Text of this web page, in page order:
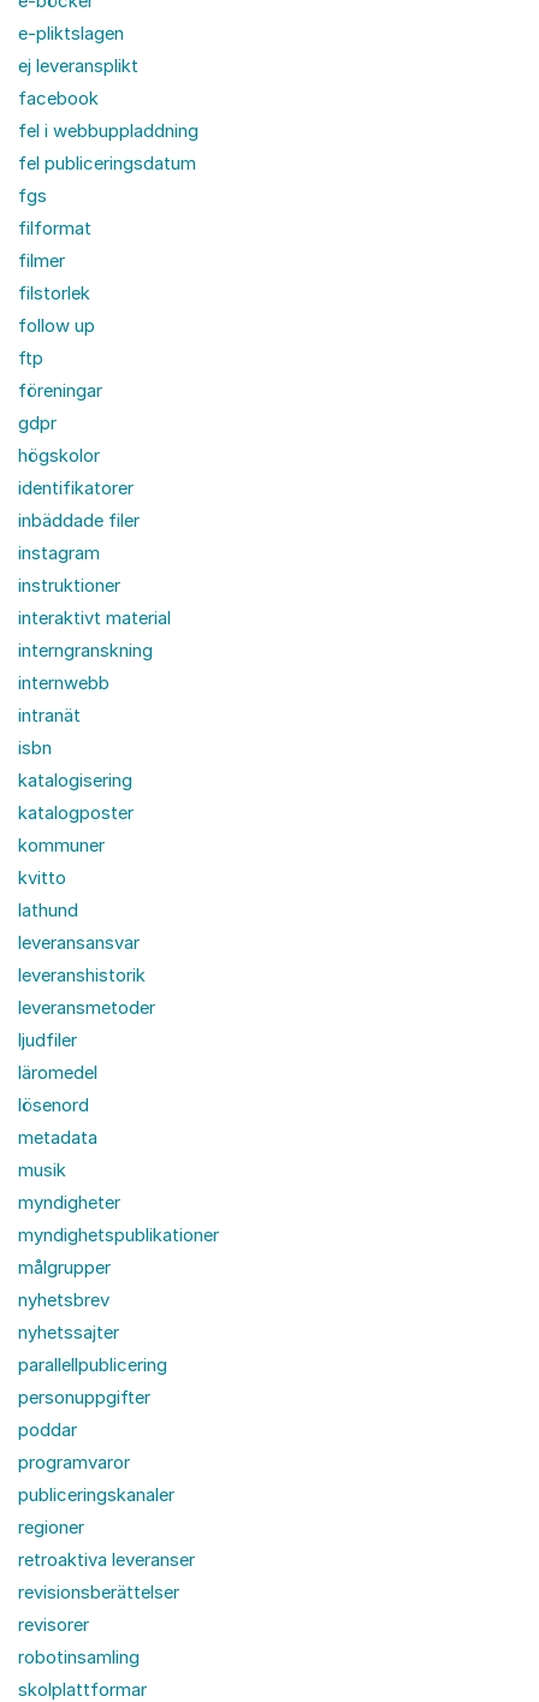
e-pliktslagen
ej leveransplikt
facebook
fel i webbuppladdning
fel publiceringsdatum
fgs
filformat
filmer
filstorlek
follow up
ftp
föreningar
gdpr
högskolor
identifikatorer
inbäddade filer
instagram
instruktioner
interaktivt material
interngranskning
internwebb
intranät
isbn
katalogisering
katalogposter
kommuner
kvitto
lathund
leveransansvar
leveranshistorik
leveransmetoder
ljudfiler
läromedel
lösenord
metadata
musik
myndigheter
myndighetspublikationer
målgrupper
nyhetsbrev
nyhetssajter
parallellpublicering
personuppgifter
poddar
programvaror
publiceringskanaler
regioner
retroaktiva leveranser
revisionsberättelser
revisorer
robotinsamling
skolplattformar